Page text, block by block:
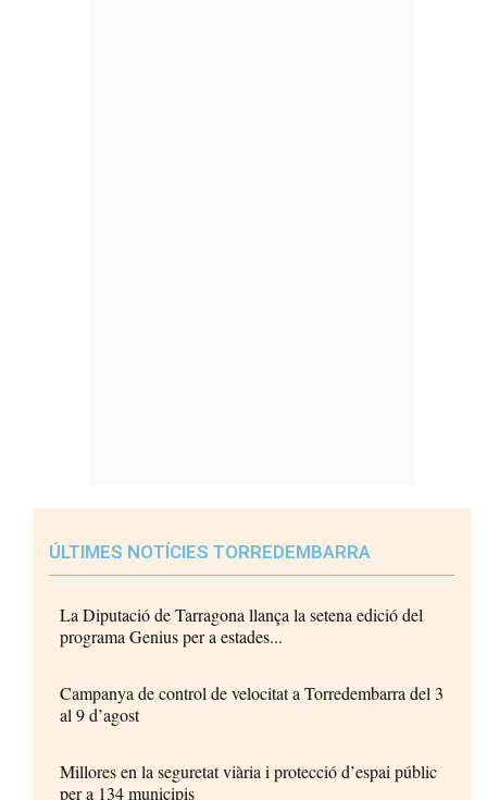
ÚLTIMES NOTÍCIES TORREDEMBARRA
La Diputació de Tarragona llança la setena edició del
programa Genius per a estades...
Campanya de control de velocitat a Torredembarra del 3
al 9 d’agost
Millores en la seguretat viària i protecció d’espai públic
per a 134 municipis